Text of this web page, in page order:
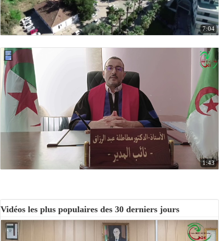
7:04
1:43
Vidéos les plus populaires des 30 derniers jours